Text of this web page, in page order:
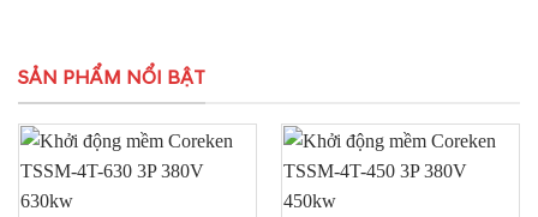
SẢN PHẨM NỔI BẬT